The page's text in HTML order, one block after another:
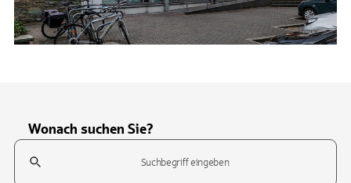
Wonach suchen Sie?
Suchfeld